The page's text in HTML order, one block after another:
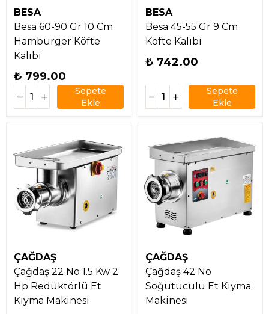
BESA
Besa 60-90 Gr 10 Cm
Hamburger Köfte
Kalıbı
₺ 799.00
Sepete
Ekle
BESA
Besa 45-55 Gr 9 Cm
Köfte Kalıbı
₺ 742.00
Sepete
Ekle
ÇAĞDAŞ
Çağdaş 22 No 1.5 Kw 2
Hp Redüktörlü Et
Kıyma Makinesi
ÇAĞDAŞ
Çağdaş 42 No
Soğutuculu Et Kıyma
Makinesi